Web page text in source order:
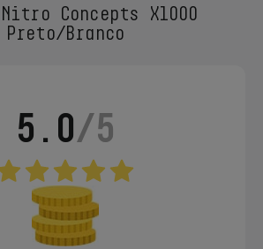
Nitro Concepts X1000
Preto/Branco
5.0/5